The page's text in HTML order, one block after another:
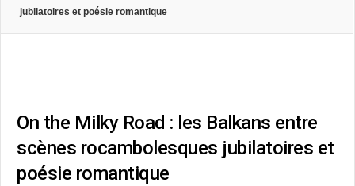
jubilatoires et poésie romantique
On the Milky Road : les Balkans entre
scènes rocambolesques jubilatoires et
poésie romantique